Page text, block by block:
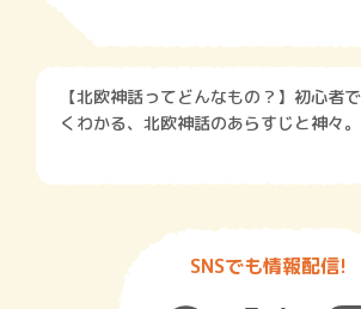
【北欧神話ってどんなもの？】初心者
くわかる、北欧神話のあらすじと神々。
SNSでも情報配信!